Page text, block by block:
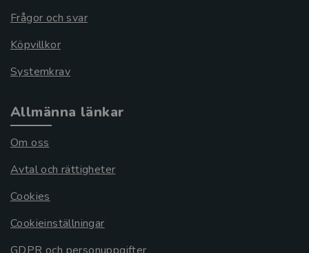
Frågor och svar
Köpvillkor
Systemkrav
Allmänna länkar
Om oss
Avtal och rättigheter
Cookies
Cookieinställningar